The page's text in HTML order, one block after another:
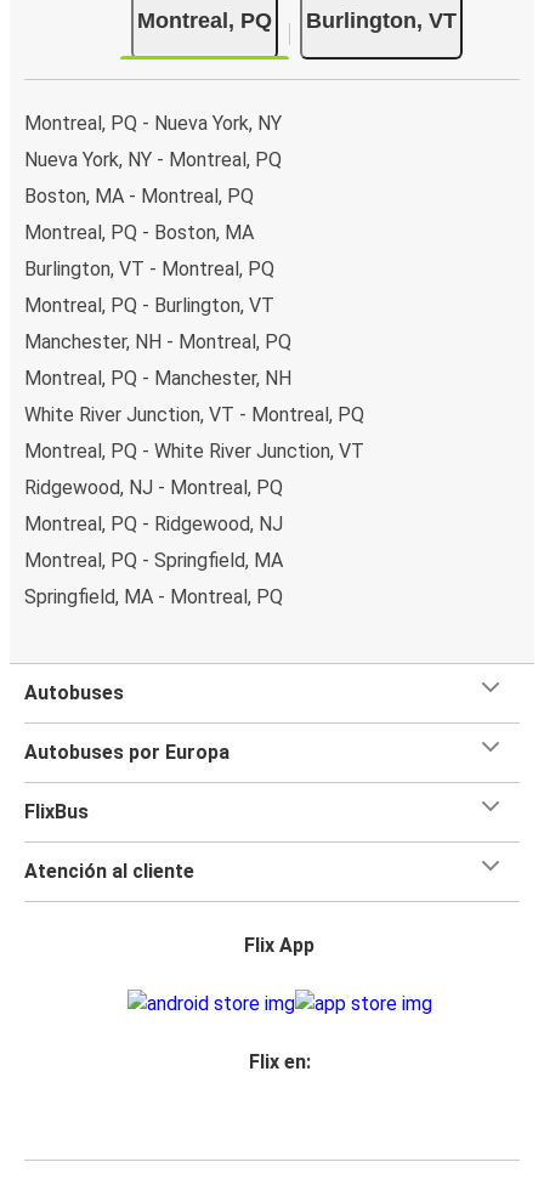
Montreal, PQ Burlington, VT
Montreal, PQ - Nueva York, NY
Nueva York, NY - Montreal, PQ
Boston, MA - Montreal, PQ
Montreal, PQ - Boston, MA
Burlington, VT - Montreal, PQ
Montreal, PQ - Burlington, VT
Manchester, NH - Montreal, PQ
Montreal, PQ - Manchester, NH
White River Junction, VT - Montreal, PQ
Montreal, PQ - White River Junction, VT
Ridgewood, NJ - Montreal, PQ
Montreal, PQ - Ridgewood, NJ
Montreal, PQ - Springfield, MA
Springfield, MA - Montreal, PQ
Autobuses
Autobuses por Europa
FlixBus
Atención al cliente
Flix App
Flix en: